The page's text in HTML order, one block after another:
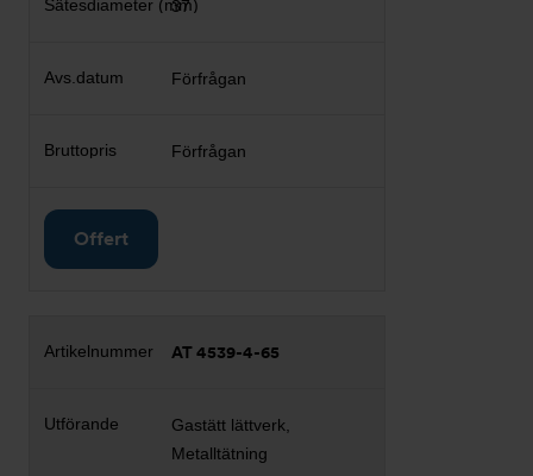
37
Förfrågan
Förfrågan
Offert
AT 4539-4-65
Gastätt lättverk,
Metalltätning